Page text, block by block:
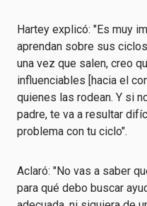
Hartey explicó: "Es muy
aprendan sobre sus
una vez que salen, creo
influenciables [hacia el
quienes las rodean. Y si
padre, te va a resultar
problema con tu ciclo".
Aclaró: "No vas a saber
para qué debo buscar